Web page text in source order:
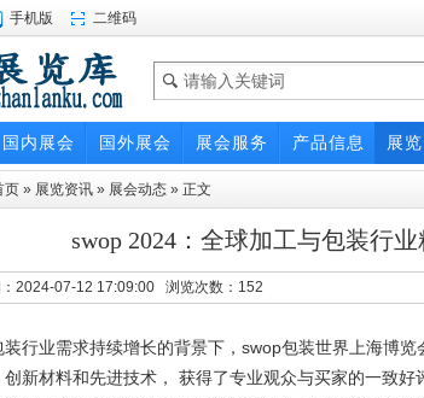
手机版 二维码
国内展会 国外展会 展会服务 产品信息 展
页 » 展览资讯 » 展会动态 » 正文
swop 2024：全球加工与包装行
2024-07-12 17:09:00 浏览次数： 152
装行业需求持续增长的背景下，swop包装世界上海博
创新材料和先进技术， 获得了专业观众与买家的一致好